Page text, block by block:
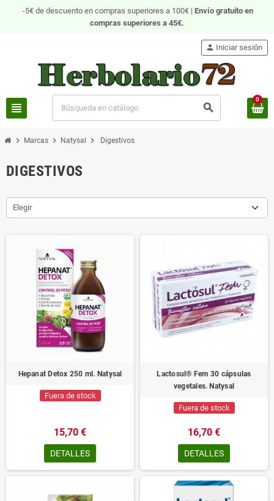
-5€ de descuento en compras superiores a 100€ | Envío gratuito en
compras superiores a 45€.
view_headline search
person Iniciar sesión
0
chevron_right Marcas chevron_right Natysal chevron_right Digestivos
DIGESTIVOS
Elegir
Hepanat Detox 250 ml. Natysal
Fuera de stock
15,70 €
DETALLES
Lactosul® Fem 30 cápsulas
vegetales. Natysal
Fuera de stock
16,70 €
DETALLES